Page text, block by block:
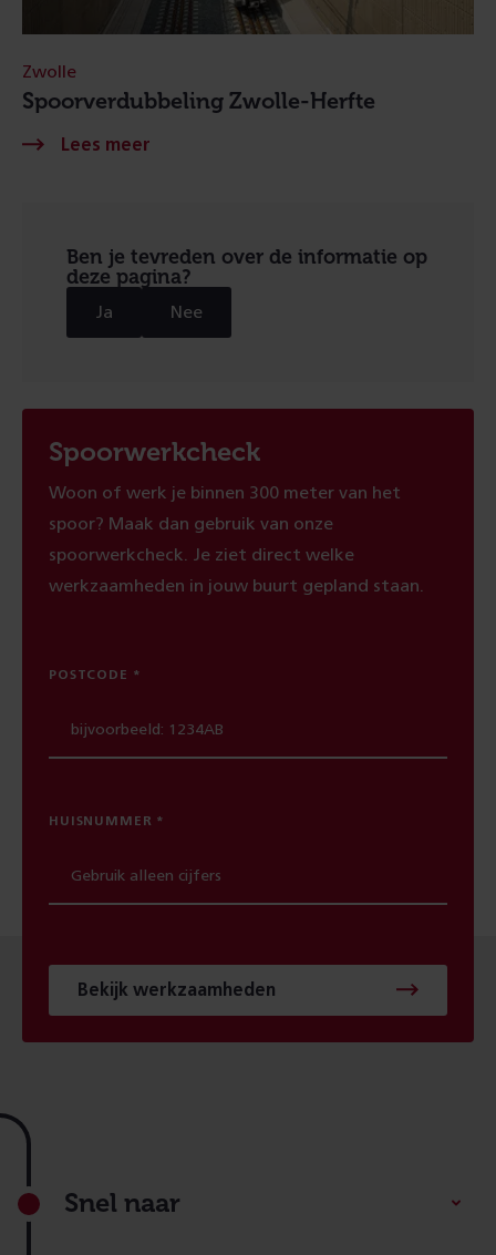
Spoorverdubbeling Zwolle-Herfte
Zwolle
Ben je tevreden over de informatie op
deze pagina?
Ja Nee
Spoorwerkcheck
Woon of werk je binnen 300 meter van het
spoor? Maak dan gebruik van onze
spoorwerkcheck. Je ziet direct welke
werkzaamheden in jouw buurt gepland staan.
POSTCODE
HUISNUMMER
Bekijk werkzaamheden
Footer
Snel naar